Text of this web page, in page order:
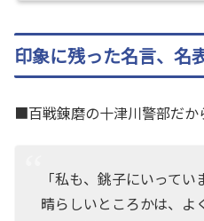
印象に残った名言、名
■百戦錬磨の十津川警部だか
「私も、銚子にいって
晴らしいところかは、よ